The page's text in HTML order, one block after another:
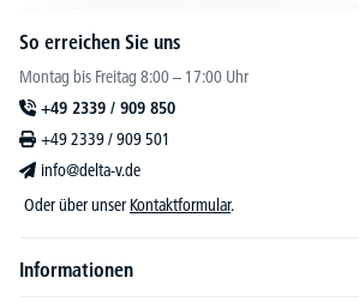
So erreichen Sie uns
Montag bis Freitag 8:00 – 17:00 Uhr
+49 2339 / 909 850
+49 2339 / 909 501
info@delta-v.de
Oder über unser Kontaktformular.
Informationen